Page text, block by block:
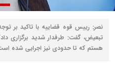
نصر: رییس قوه قضاییه با تاکید بر
تبعیض، گفت: طرفدار شدید برگزاری
هستم که تا حدودی نیز اجرایی شده